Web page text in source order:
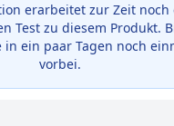
erarbeitet zur Zeit noch
Test zu diesem Produkt.
in ein paar Tagen noch
vorbei.